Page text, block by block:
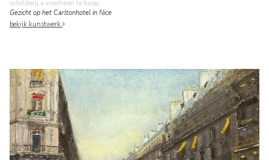
schilderij • voorheen te koop
Gezicht op het Carltonhotel in Nice
bekijk kunstwerk